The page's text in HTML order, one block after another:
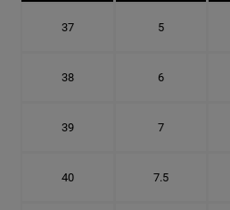
37 5
38 6
39 7
40 7.5